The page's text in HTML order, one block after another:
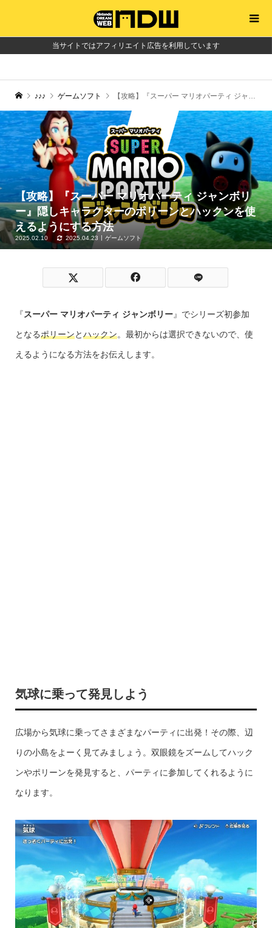
当サイトではアフィリエイト広告を利用しています
♪♪♪ ゲームソフト 【攻略】『スーパー マリオパーティ ジャンボリー』隠しキャラクターのポリーンとハックンを使えるようにする方法
【攻略】『スーパー マリオパーティ ジャンボリ
ー』隠しキャラクターのポリーンとハックンを使
えるようにする方法
2025.02.10 2025.04.23 ゲームソフト
『スーパー マリオパーティ ジャンボリー』でシリーズ初参加
となるポリーンとハックン。最初からは選択できないので、使
えるようになる方法をお伝えします。
気球に乗って発見しよう
広場から気球に乗ってさまざまなパーティに出発！その際、辺
りの小島をよーく見てみましょう。双眼鏡をズームしてハック
ンやポリーンを発見すると、パーティに参加してくれるように
なります。